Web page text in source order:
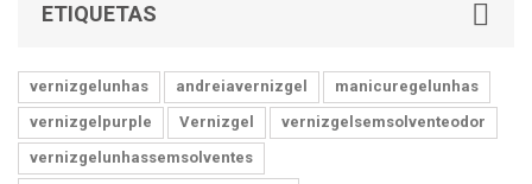
ETIQUETAS
vernizgelunhas andreiavernizgel
manicuregelunhas
vernizgelpurple
Vernizgel
vernizgelsemsolventeodor
vernizgelunhassemsolventes